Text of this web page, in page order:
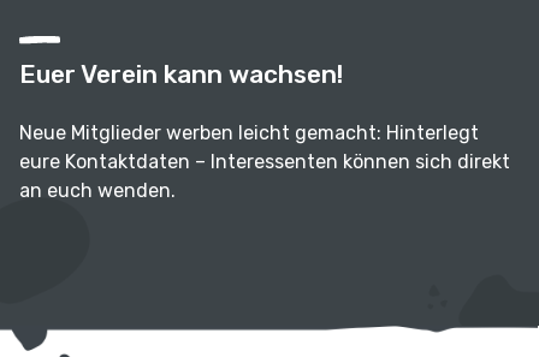
Euer Verein kann wachsen!
Neue Mitglieder werben leicht gemacht: Hinterlegt
eure Kontaktdaten – Interessenten können sich direkt
an euch wenden.